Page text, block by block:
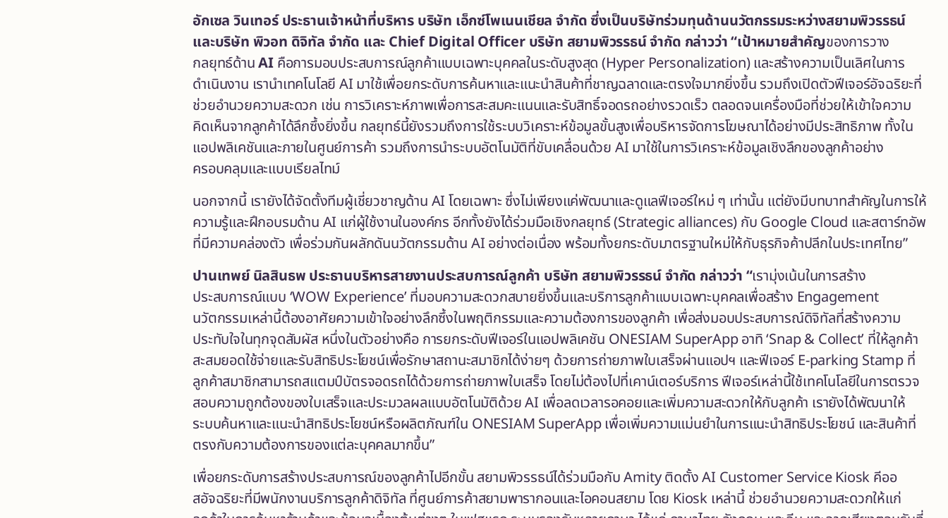
อักเซล วินเทอร์ ประธานเจ้าหน้าที่บริหาร บริษัท เอ็กซ์โพเนนเชียล จำกัด ซึ่งเป็นบริษัทร่วมทุนด้านนวัตกรรมระหว่างสยามพิวรรธน์
และบริษัท พิวอท ดิจิทัล จำกัด และ Chief Digital Officer บริษัท สยามพิวรรธน์ จำกัด กล่าวว่า“เป้าหมายสำคัญของการวาง
กลยุทธ์ด้านAI คือการมอบประสบการณ์ลูกค้าแบบเฉพาะบุคคลในระดับสูงสุด(Hyper Personalization) และสร้างความเป็นเลิศในการ
ดำเนินงาน เรานำเทคโนโลยี AI มาใช้เพื่อยกระดับการค้นหาและแนะนำสินค้าที่ชาญฉลาดและตรงใจมากยิ่งขึ้น รวมถึงเปิดตัวฟีเจอร์อัจฉริยะที่
ช่วยอำนวยความสะดวก เช่น การวิเคราะห์ภาพเพื่อการสะสมคะแนนและรับสิทธิ์จอดรถอย่างรวดเร็ว ตลอดจนเครื่องมือที่ช่วยให้เข้าใจความ
คิดเห็นจากลูกค้าได้ลึกซึ้งยิ่งขึ้น กลยุทธ์นี้ยังรวมถึงการใช้ระบบวิเคราะห์ข้อมูลขั้นสูงเพื่อบริหารจัดการโฆษณาได้อย่างมีประสิทธิภาพ ทั้งใน
แอปพลิเคชันและภายในศูนย์การค้า รวมถึงการนำระบบอัตโนมัติที่ขับเคลื่อนด้วย AI มาใช้ในการวิเคราะห์ข้อมูลเชิงลึกของลูกค้าอย่าง
ครอบคลุมและแบบเรียลไทม์
นอกจากนี้ เรายังได้จัดตั้งทีมผู้เชี่ยวชาญด้าน AI โดยเฉพาะ ซึ่งไม่เพียงแค่พัฒนาและดูแลฟีเจอร์ใหม่ ๆ เท่านั้น แต่ยังมีบทบาทสำคัญในการให้
ความรู้และฝึกอบรมด้าน AI แก่ผู้ใช้งานในองค์กร อีกทั้งยังได้ร่วมมือเชิงกลยุทธ์(Strategic alliances) กับ Google Cloud และสตาร์ทอัพ
ที่มีความคล่องตัว เพื่อร่วมกันผลักดันนวัตกรรมด้าน AI อย่างต่อเนื่อง พร้อมทั้งยกระดับมาตรฐานใหม่ให้กับธุรกิจค้าปลีกในประเทศไทย”
ปานเทพย์ นิลสินธพ ประธานบริหารสายงานประสบการณ์ลูกค้า บริษัท สยามพิวรรธน์ จำกัด กล่าวว่า “เรามุ่งเน้นในการสร้าง
ประสบการณ์แบบ ‘WOW Experience’ ที่มอบความสะดวกสบายยิ่งขึ้นและบริการลูกค้าแบบเฉพาะบุคคลเพื่อสร้าง Engagement
นวัตกรรมเหล่านี้ต้องอาศัยความเข้าใจอย่างลึกซึ้งในพฤติกรรมและความต้องการของลูกค้า เพื่อส่งมอบประสบการณ์ดิจิทัลที่สร้างความ
ประทับใจในทุกจุดสัมผัส หนึ่งในตัวอย่างคือ การยกระดับฟีเจอร์ในแอปพลิเคชัน ONESIAM SuperApp อาทิ ‘Snap & Collect’ ที่ให้ลูกค้า
สะสมยอดใช้จ่ายและรับสิทธิประโยชน์เพื่อรักษาสถานะสมาชิกได้ง่ายๆ ด้วยการถ่ายภาพใบเสร็จผ่านแอปฯ และฟีเจอร์ E-parking Stamp ที่
ลูกค้าสมาชิกสามารถสแตมป์บัตรจอดรถได้ด้วยการถ่ายภาพใบเสร็จ โดยไม่ต้องไปที่เคาน์เตอร์บริการ ฟีเจอร์เหล่านี้ใช้เทคโนโลยีในการตรวจ
สอบความถูกต้องของใบเสร็จและประมวลผลแบบอัตโนมัติด้วย AI เพื่อลดเวลารอคอยและเพิ่มความสะดวกให้กับลูกค้า เรายังได้พัฒนาให้
ระบบค้นหาและแนะนำสิทธิประโยชน์หรือผลิตภัณฑ์ใน ONESIAM SuperApp เพื่อเพิ่มความแม่นยำในการแนะนำสิทธิประโยชน์ และสินค้าที่
ตรงกับความต้องการของแต่ละบุคคลมากขึ้น”
เพื่อยกระดับการสร้างประสบการณ์ของลูกค้าไปอีกขั้น สยามพิวรรธน์ได้ร่วมมือกับAmity ติดตั้ง AI Customer Service Kiosk คีออ
สอัจฉริยะที่มีพนักงานบริการลูกค้าดิจิทัล ที่ศูนย์การค้าสยามพารากอนและไอคอนสยาม โดย Kiosk เหล่านี้ ช่วยอำนวยความสะดวกให้แก่